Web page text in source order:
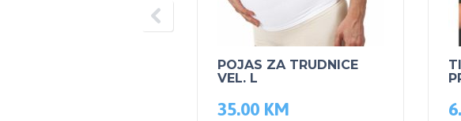
POJAS ZA TRUDNICE
VEL. L
35.00 KM